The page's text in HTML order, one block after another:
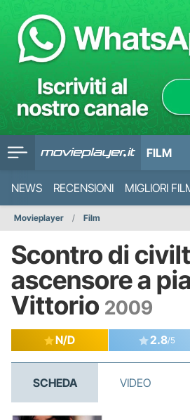
FILM
NEWS RECENSIONI MIGLIORI
Movieplayer Film
Scontro di
ascensore a
Vittorio 2009
N/D 2.8/5
SCHEDA VIDEO